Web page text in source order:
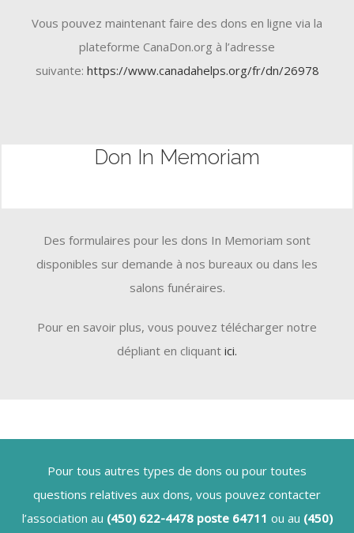
Vous pouvez maintenant faire des dons en ligne via la
plateforme CanaDon.org à l’adresse
suivante: https://www.canadahelps.org/fr/dn/26978
Don In Memoriam
Des formulaires pour les dons In Memoriam sont
disponibles sur demande à nos bureaux ou dans les
salons funéraires.
Pour en savoir plus, vous pouvez télécharger notre
dépliant en cliquant ici.
Pour tous autres types de dons ou pour toutes
questions relatives aux dons, vous pouvez contacter
l’association au (450) 622-4478 poste 64711 ou au (450)